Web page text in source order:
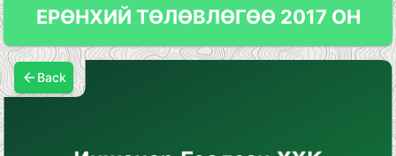
ЕРӨНХИЙ ТӨЛӨВЛӨГӨӨ 2017 ОН
Back